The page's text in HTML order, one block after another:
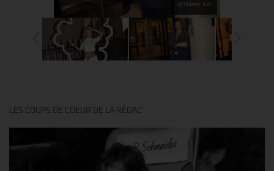
@Thierry Ker
LES COUPS DE COEUR DE LA RÉDAC’